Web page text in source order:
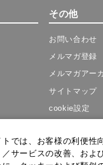
その他
お問い合わせ
メルマガ登録
メルマガアー
サイトマップ
cookie設定
J-OIL MILLS .All Rights Reserved.
では、お客様の利便性
サービスの改善、およ